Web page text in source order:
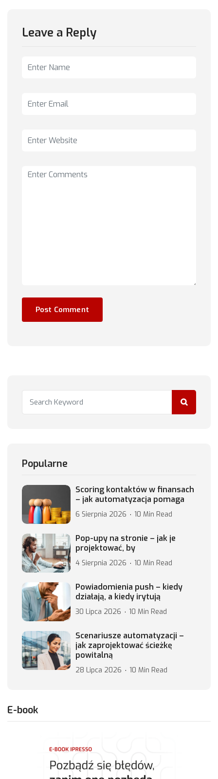
Leave a Reply
Popularne
Scoring kontaktów w finansach
– jak automatyzacja pomaga
6 Sierpnia 2026 10 Min Read
Pop-upy na stronie – jak je
projektować, by
4 Sierpnia 2026 10 Min Read
Powiadomienia push – kiedy
działają, a kiedy irytują
30 Lipca 2026 10 Min Read
Scenariusze automatyzacji –
jak zaprojektować ścieżkę
powitalną
28 Lipca 2026 10 Min Read
E-book